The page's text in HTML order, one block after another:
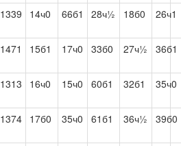
1339 14ч0 66б1 28ч½ 18б0 26ч1
1471 15б1 17ч0 33б0 27ч½ 36б1
1313 16ч0 15ч0 60б1 32б1 35ч0
1374 17б0 35ч0 61б1 36ч½ 39б0